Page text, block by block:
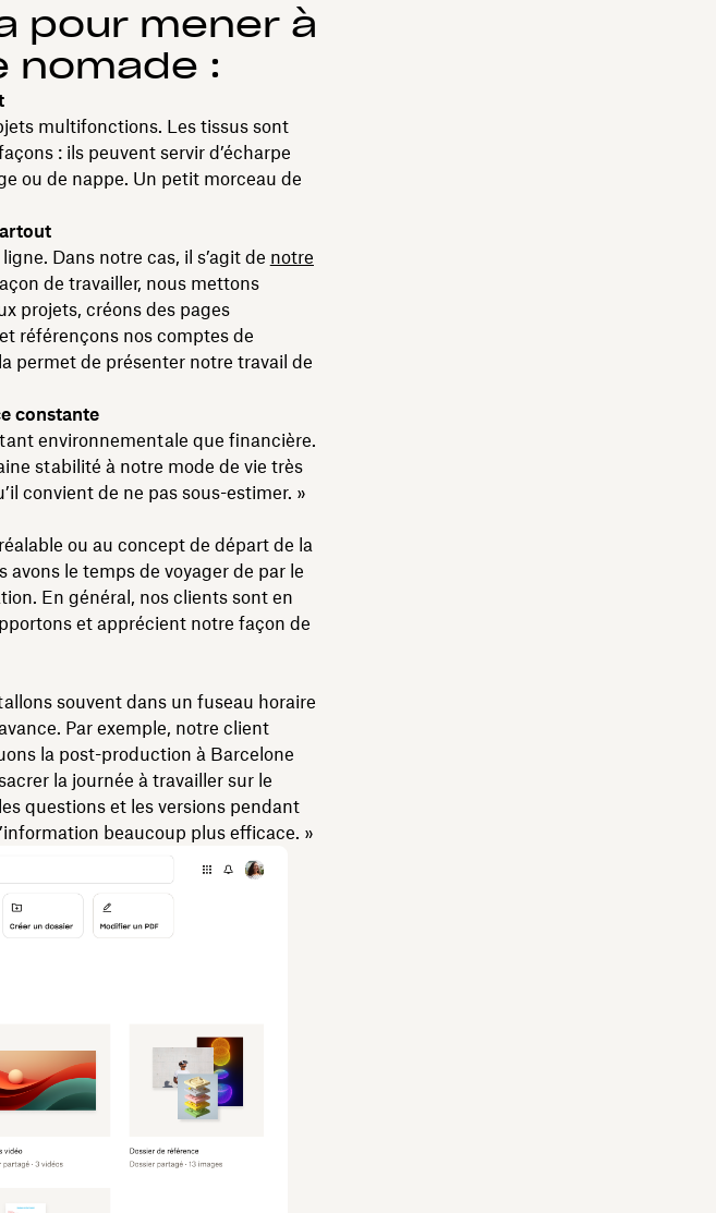
pour mener à
nomade :
multifonctions. Les tissus sont
: ils peuvent servir d’écharpe
ou de nappe. Un petit morceau de
Dans notre cas, il s’agit de notre
de travailler, nous mettons
projets, créons des pages
référençons nos comptes de
permet de présenter notre travail de
constante
environnementale que financière.
stabilité à notre mode de vie très
convient de ne pas sous-estimer. »
ou au concept de départ de la
le temps de voyager de par le
En général, nos clients sont en
et apprécient notre façon de
souvent dans un fuseau horaire
Par exemple, notre client
la post-production à Barcelone
la journée à travailler sur le
questions et les versions pendant
beaucoup plus efficace. »